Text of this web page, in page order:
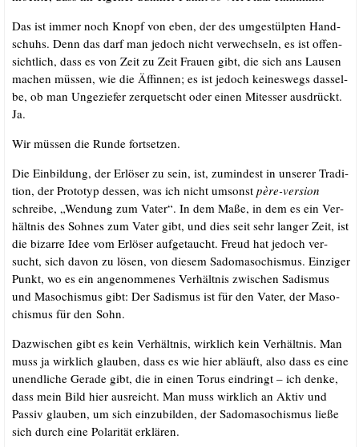
Das ist immer noch Knopf von eben, der des umge­stülp­ten Hand­
schuhs. Denn das darf man jedoch nicht ver­wech­seln, es ist offen­
sicht­lich, dass es von Zeit zu Zeit Frau­en gibt, die sich ans Lau­sen
machen müs­sen, wie die Äffin­nen; es ist jedoch kei­nes­wegs das­sel­
be, ob man Unge­zie­fer zer­quetscht oder einen Mit­es­ser aus­drückt.
Ja.
Wir müs­sen die Run­de fortsetzen.
Die Ein­bil­dung, der Erlö­ser zu sein, ist, zumin­dest in unse­rer Tra­di­
ti­on, der Pro­to­typ des­sen, was ich nicht umsonst père-ver­si­on
schrei­be, „Wen­dung zum Vater“. In dem Maße, in dem es ein Ver­
hält­nis des Soh­nes zum Vater gibt, und dies seit sehr lan­ger Zeit, ist
die bizar­re Idee vom Erlö­ser auf­ge­taucht. Freud hat jedoch ver­
sucht, sich davon zu lösen, von die­sem Sado­ma­so­chis­mus. Ein­zi­ger
Punkt, wo es ein ange­nom­me­nes Ver­hält­nis zwi­schen Sadis­mus
und Maso­chis­mus gibt: Der Sadis­mus ist für den Vater, der Maso­
chis­mus für den Sohn.
Dazwi­schen gibt es kein Ver­hält­nis, wirk­lich kein Ver­hält­nis. Man
muss ja wirk­lich glau­ben, dass es wie hier abläuft, also dass es eine
unend­li­che Gera­de gibt, die in einen Torus ein­dringt – ich den­ke,
dass mein Bild hier aus­reicht. Man muss wirk­lich an Aktiv und
Pas­siv glau­ben, um sich ein­zu­bil­den, der Sado­ma­so­chis­mus lie­ße
sich durch eine Pola­ri­tät erklären.